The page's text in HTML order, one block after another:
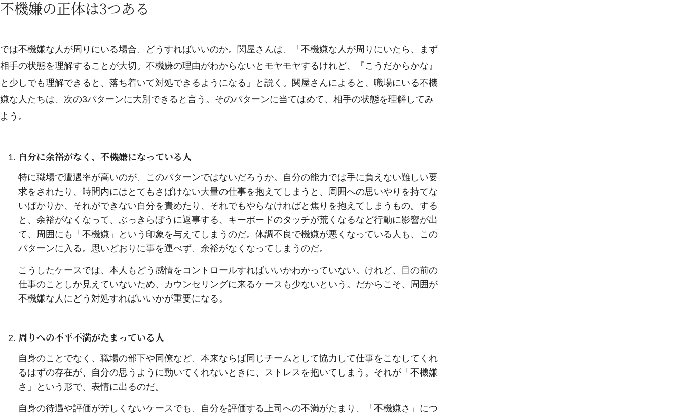
不機嫌の正体は3つある
では不機嫌な人が周りにいる場合、どうすればいいのか。関屋さんは、「不機嫌な人が周りにいたら、まず
相手の状態を理解することが大切。不機嫌の理由がわからないとモヤモヤするけれど、『こうだからかな』
と少しでも理解できると、落ち着いて対処できるようになる」と説く。関屋さんによると、職場にいる不機
嫌な人たちは、次の3パターンに大別できると言う。そのパターンに当てはめて、相手の状態を理解してみ
よう。
自分に余裕がなく、不機嫌になっている人
特に職場で遭遇率が高いのが、このパターンではないだろうか。自分の能力では手に負えない難しい要
求をされたり、時間内にはとてもさばけない大量の仕事を抱えてしまうと、周囲への思いやりを持てな
いばかりか、それができない自分を責めたり、それでもやらなければと焦りを抱えてしまうもの。する
と、余裕がなくなって、ぶっきらぼうに返事する、キーボードのタッチが荒くなるなど行動に影響が出
て、周囲にも「不機嫌」という印象を与えてしまうのだ。体調不良で機嫌が悪くなっている人も、この
パターンに入る。思いどおりに事を運べず、余裕がなくなってしまうのだ。
こうしたケースでは、本人もどう感情をコントロールすればいいかわかっていない。けれど、目の前の
仕事のことしか見えていないため、カウンセリングに来るケースも少ないという。だからこそ、周囲が
不機嫌な人にどう対処すればいいかが重要になる。
周りへの不平不満がたまっている人
自身のことでなく、職場の部下や同僚など、本来ならば同じチームとして協力して仕事をこなしてくれ
るはずの存在が、自分の思うように動いてくれないときに、ストレスを抱いてしまう。それが「不機嫌
さ」という形で、表情に出るのだ。
自身の待遇や評価が芳しくないケースでも、自分を評価する上司への不満がたまり、「不機嫌さ」につ